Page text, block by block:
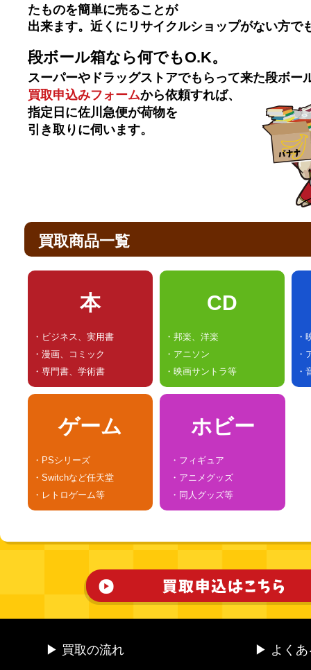
たものを簡単に売ることが
出来ます。近くにリサイクルショップがない方で
段ボール箱なら何でもO.K。
スーパーやドラッグストアでもらって来た段ボー
買取申込みフォームから依頼すれば、
指定日に佐川急便が荷物を
引き取りに伺います。
買取商品一覧
本
・ビジネス、実用書
・漫画、コミック
・専門書、学術書
CD
・邦楽、洋楽
・アニソン
・映画サントラ等
・
・
・
ゲーム
・PSシリーズ
・Switchなど任天堂
・レトロゲーム等
ホビー
・フィギュア
・アニメグッズ
・同人グッズ等
▶ 買取の流れ ▶ よくあ